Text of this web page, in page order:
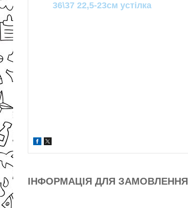
36\37 22,5-23см устілка
ІНФОРМАЦІЯ ДЛЯ ЗАМОВЛЕННЯ